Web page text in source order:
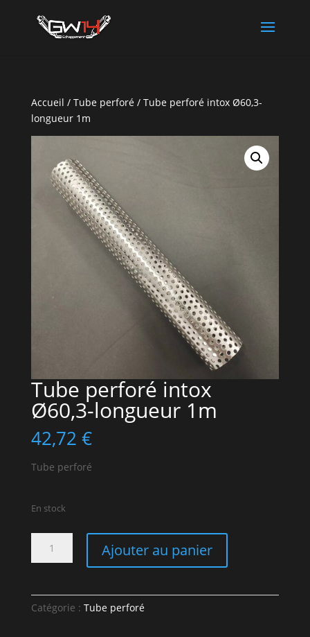
Accueil / Tube perforé/ Tube perforé intox Ø60,3-
longueur 1m
Tube perforé intox
Ø60,3-longueur 1m
42,72 €
Tube perforé
En stock
intox
Ajouter au panier
Catégorie : Tube perforé